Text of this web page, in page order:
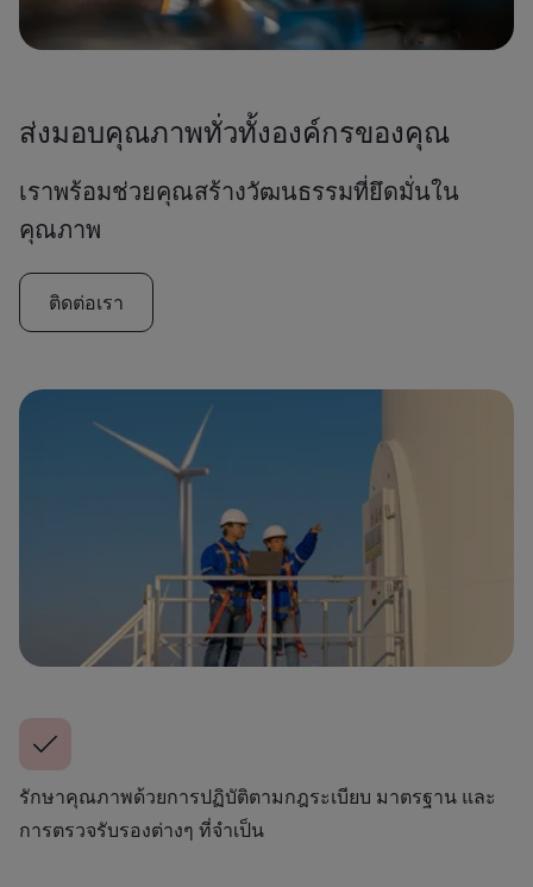
ส่งมอบคุณภาพทั่วทั้งองค์กรของคุณ
เราพร้อมช่วยคุณสร้างวัฒนธรรมที่ยึดมั่นใน
คุณภาพ
ติดต่อเรา
รักษาคุณภาพด้วยการปฏิบัติตามกฎระเบียบ มาตรฐาน และ
การตรวจรับรองต่างๆ ที่จำเป็น